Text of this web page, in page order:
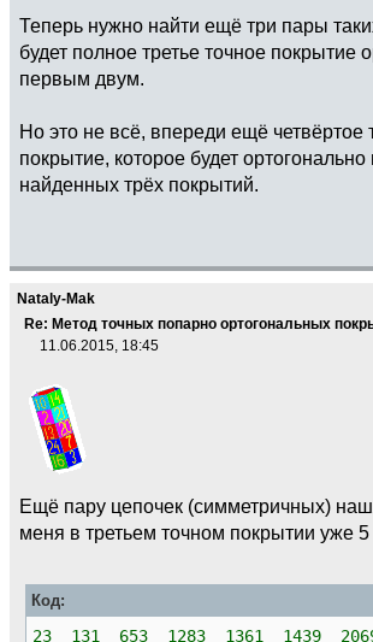
Теперь нужно найти ещё три пары
будет полное третье точное покрытие
первым двум.
Но это не всё, впереди ещё четвёртое
покрытие, которое будет
найденных трёх покрытий.
Nataly-Mak
Re: Метод точных попарно ортогональных
11.06.2015, 18:45
Ещё пару цепочек (симметричных)
меня в третьем точном покрытии уже 5
Код:
23 131 653 1283 1361 1439